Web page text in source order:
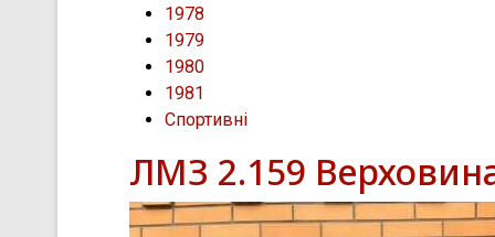
1978
1979
1980
1981
Спортивні
ЛМЗ 2.159